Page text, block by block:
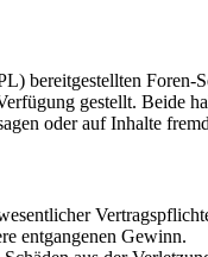
bereitgestellten
gestellt. Beide
oder auf Inhalte
entgangenen Gewinn.